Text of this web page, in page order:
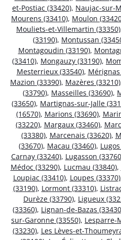
et-Postiac (33420), Naujac-sur-
Mourens (33410), Moulon
Mouliets-et-Villemartin (33350)
(33190), Montussan
Montagoudin (33190),
(33410), Mongauzy (33190),
Mesterrieux (33540), Mérignas
Mazion (33390), Mazères (33210)
(33790), Masseilles (33690),
(33650), Martignas-sur-Jalle
(16570), Marions (33690),
(33220), Margaux (33460),
(33380), Marcenais (33620),
(33670), Macau (33460),
Carnay (33240), Lugasson
Médoc (33290), Lucmau (33840),
Loupiac (33410), Loupes (33370)
(33190), Lormont (33310),
Durèze (33790), Ligueux
(33360), Lignan-de-Bazas
sur-Garonne (33550), Lesparre-
(33230), Les Lèves-et-